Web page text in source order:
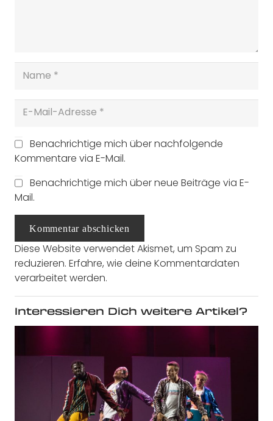
Benachrichtige mich über nachfolgende
Kommentare via E-Mail.
Benachrichtige mich über neue Beiträge via E-
Mail.
Kommentar abschicken
Diese Website verwendet Akismet, um Spam zu
reduzieren. Erfahre, wie deine Kommentardaten
verarbeitet werden.
Interessieren Dich weitere Artikel?